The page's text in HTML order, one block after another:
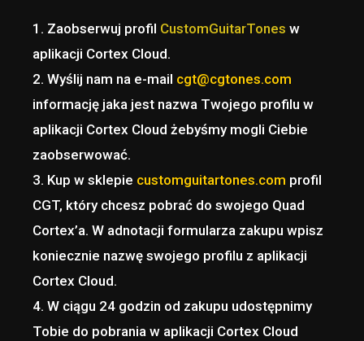
1. Zaobserwuj profil CustomGuitarTones w
aplikacji Cortex Cloud.
2. Wyślij nam na e-mail cgt@cgtones.com
informację jaka jest nazwa Twojego profilu w
aplikacji Cortex Cloud żebyśmy mogli Ciebie
zaobserwować.
3. Kup w sklepie customguitartones.com profil
CGT, który chcesz pobrać do swojego Quad
Cortex’a. W adnotacji formularza zakupu wpisz
koniecznie nazwę swojego profilu z aplikacji
Cortex Cloud.
4. W ciągu 24 godzin od zakupu udostępnimy
Tobie do pobrania w aplikacji Cortex Cloud